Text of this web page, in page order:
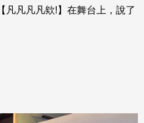
【凡凡凡凡欸!】在舞台上，說了